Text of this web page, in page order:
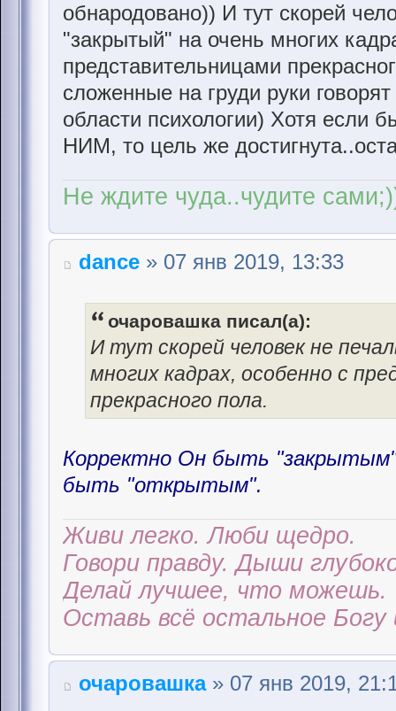
обнародовано)) И тут скорей
"закрытый" на очень многих
представительницами
сложенные на груди руки
области психологии) Хотя если
НИМ, то цель же
Не ждите чуда..чудите
dance » 07 янв 2019, 13:33
очаровашка писал(а):
И тут скорей человек не
многих кадрах, особенно с
прекрасного пола.
Корректно Он быть
быть "открытым".
Живи легко. Люби щедро.
Говори правду. Дыши
Делай лучшее, что можешь.
Оставь всё остальное Богу
очаровашка» 07 янв 2019,